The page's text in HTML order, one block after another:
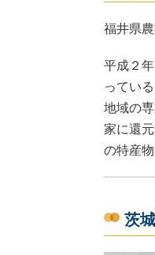
福井県
平成２
っている
地域の
家に還
の特産
茨